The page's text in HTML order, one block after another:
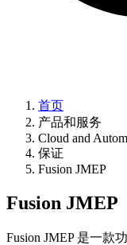
首页
产品和服务
Cloud and
保证
Fusion JMEP
Fusion JMEP
Fusion JMEP 是一款